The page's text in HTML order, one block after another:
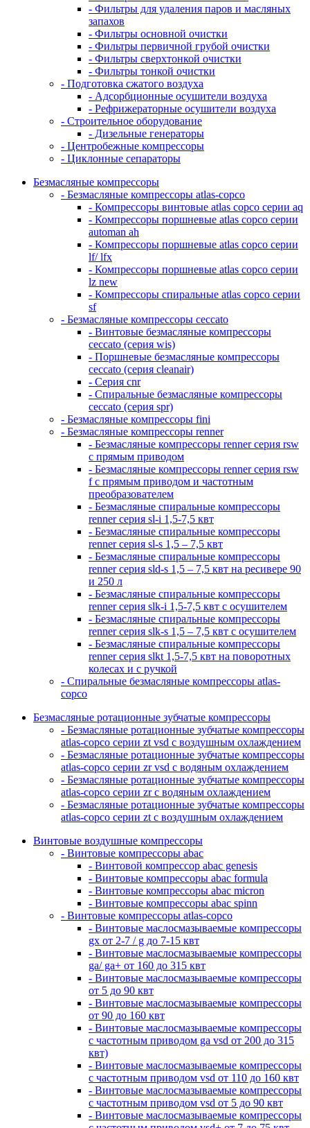
- Фильтры для удаления паров и масляных
запахов
- Фильтры основной очистки
- Фильтры первичной грубой очистки
- Фильтры сверхтонкой очистки
- Фильтры тонкой очистки
- Подготовка сжатого воздуха
- Адсорбционные осушители воздуха
- Рефрижераторные осушители воздуха
- Строительное оборудование
- Дизельные генераторы
- Центробежные компрессоры
- Циклонные сепараторы
Безмасляные компрессоры
- Безмасляные компрессоры atlas-copco
- Компрессоры винтовые atlas copco серии aq
- Компрессоры поршневые atlas copco серии
automan ah
- Компрессоры поршневые atlas copco серии
lf/ lfx
- Компрессоры поршневые atlas copco серии
lz new
- Компрессоры спиральные atlas copco серии
sf
- Безмасляные компрессоры ceccato
- Винтовые безмасляные компрессоры
ceccato (серия wis)
- Поршневые безмасляные компрессоры
ceccato (серия cleanair)
- Серия cnr
- Спиральные безмасляные компрессоры
ceccato (серия spr)
- Безмасляные компрессоры fini
- Безмасляные компрессоры renner
- Безмасляные компрессоры renner серия rsw
с прямым приводом
- Безмасляные компрессоры renner серия rsw
f с прямым приводом и частотным
преобразователем
- Безмасляные спиральные компрессоры
renner серия sl-i 1,5-7,5 квт
- Безмасляные спиральные компрессоры
renner серия sl-s 1,5 – 7,5 квт
- Безмасляные спиральные компрессоры
renner серия sld-s 1,5 – 7,5 квт на ресивере 90
и 250 л
- Безмасляные спиральные компрессоры
renner серия slk-i 1,5-7,5 квт с осушителем
- Безмасляные спиральные компрессоры
renner серия slk-s 1,5 – 7,5 квт с осушителем
- Безмасляные спиральные компрессоры
renner серия slkt 1,5-7,5 квт на поворотных
колесах и с ручкой
- Спиральные безмасляные компрессоры atlas-
copco
Безмасляные ротационные зубчатые компрессоры
- Безмасляные ротационные зубчатые компрессоры
atlas-copco серии zt vsd с воздушным охлаждением
- Безмасляные ротационные зубчатые компрессоры
atlas-copco серии zr vsd с водяным охлаждением
- Безмасляные ротационные зубчатые компрессоры
atlas-copco серии zr с водяным охлаждением
- Безмасляные ротационные зубчатые компрессоры
atlas-copco серии zt с воздушным охлаждением
Винтовые воздушные компрессоры
- Винтовые компрессоры abac
- Винтовой компрессор abac genesis
- Винтовые компрессоры abac formula
- Винтовые компрессоры abac micron
- Винтовые компрессоры abac spinn
- Винтовые компрессоры atlas-copco
- Винтовые маслосмазываемые компрессоры
gx от 2-7 / g до 7-15 квт
- Винтовые маслосмазываемые компрессоры
ga/ ga+ от 160 до 315 квт
- Винтовые маслосмазываемые компрессоры
от 5 до 90 квт
- Винтовые маслосмазываемые компрессоры
от 90 до 160 квт
- Винтовые маслосмазываемые компрессоры
с частотным приводом ga vsd от 200 до 315
квт)
- Винтовые маслосмазываемые компрессоры
с частотным приводом vsd от 110 до 160 квт
- Винтовые маслосмазываемые компрессоры
с частотным приводом vsd от 5 до 90 квт
- Винтовые маслосмазываемые компрессоры